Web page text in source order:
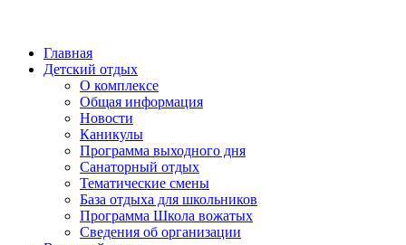
Главная
Детский отдых
О комплексе
Общая информация
Новости
Каникулы
Программа выходного дня
Санаторный отдых
Тематические смены
База отдыха для школьников
Программа Школа вожатых
Cведения об организации